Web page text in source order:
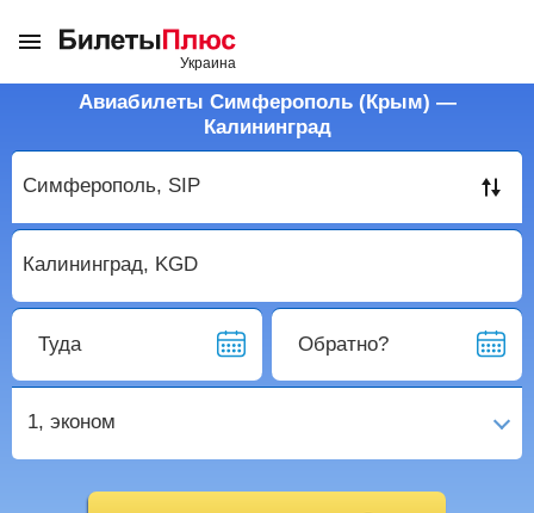
Авиабилеты Симферополь (Крым) —
Калининград
Туда Обратно?
1, эконом